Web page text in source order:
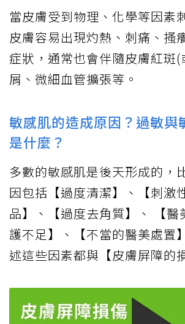
當皮膚受到物理、化學等因素
皮膚容易出現灼熱、刺痛、搔
症狀，通常也會伴隨皮膚紅斑(
屑、微細血管擴張等。
敏感肌的造成原因？過敏與
是什麼？
多數的敏感肌是後天形成的，
因包括【過度清潔】、【刺激
品】、【過度去角質】、 【醫
護不足】、【不當的醫美處置
述這些因素都與【皮膚屏障的